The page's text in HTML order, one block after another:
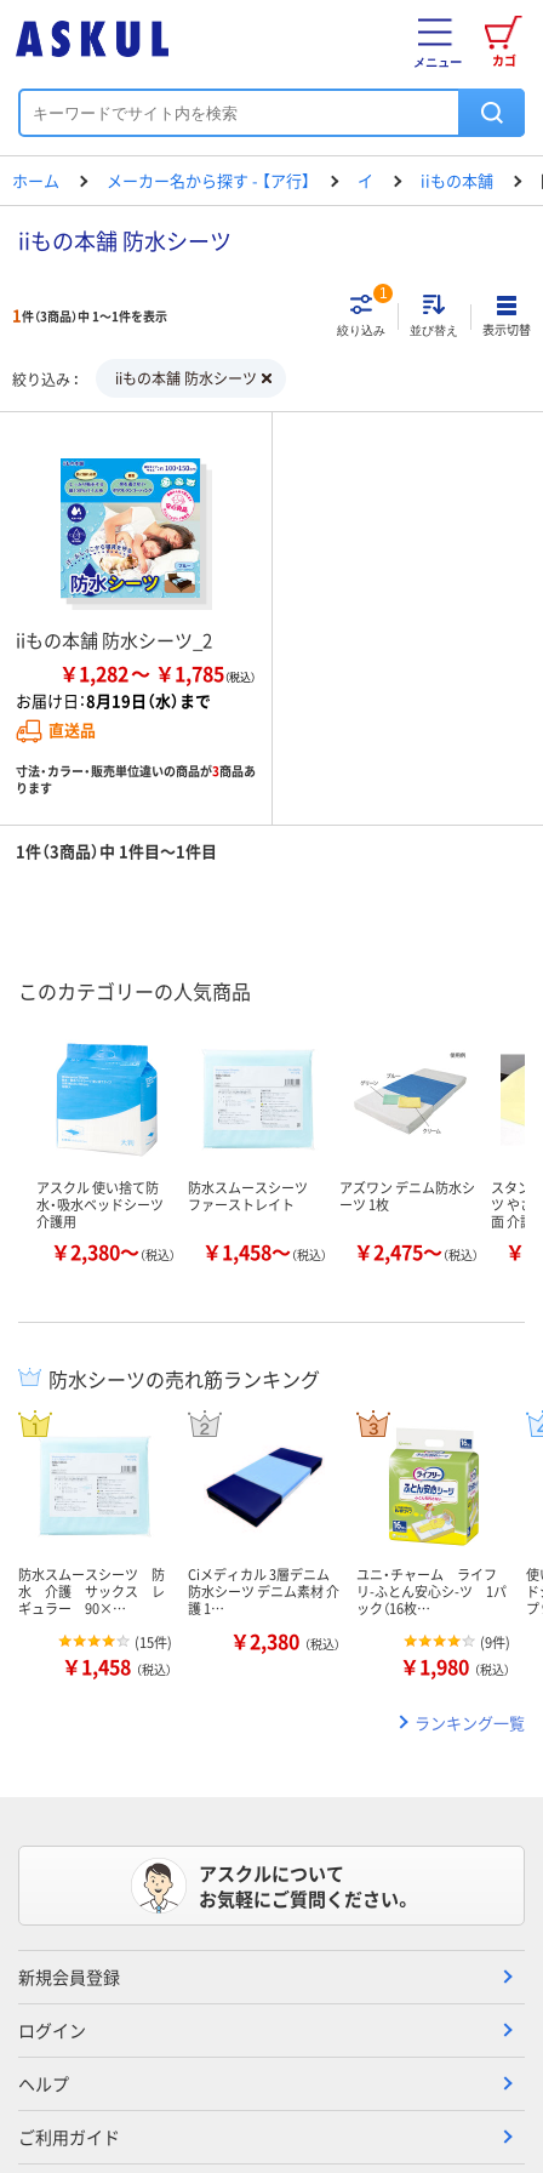
カゴ
メニュー
ホーム メーカー名から探す - 【ア行】 イ iiもの本舗
iiもの本舗 防水シーツ
1件（3商品）中 1～1件を表示
絞り込み
1
並び替え 表示切替
絞り込み iiもの本舗 防水シーツ
iiもの本舗 防水シーツ_2
￥1,282 ￥1,785
お届け日：8月19日（水）まで
直送品
寸法・カラー・販売単位違いの商品が3商品あ
ります
1件（3商品）中 1件目～1件目
このカテゴリーの人気商品
アスクル 使い捨て防
水・吸水ベッドシーツ
介護用
￥2,380～（税込）
防水スムースシーツ
ファーストレイト
￥1,458～（税込）
アズワン デニム防水シ
ーツ 1枚
￥2,475～（税込）
スタン
ツ やさ
面 介護
￥
防水シーツの売れ筋ランキング
防水スムースシーツ 防
水 介護 サックス レ
ギュラー 90×…
(15件)
￥1,458 （税込）
Ciメディカル 3層デニム
防水シーツ デニム素材 介
護 1…
￥2,380 （税込）
ユニ・チャーム ライフ
リ-ふとん安心シ-ツ 1パ
ック（16枚…
(9件)
￥1,980 （税込）
使
ランキング一覧
アスクルについて
お気軽にご質問ください。
新規会員登録
ログイン
ヘルプ
ご利用ガイド